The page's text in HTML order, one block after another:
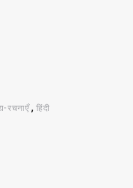
रचनाएँ,हिंदी